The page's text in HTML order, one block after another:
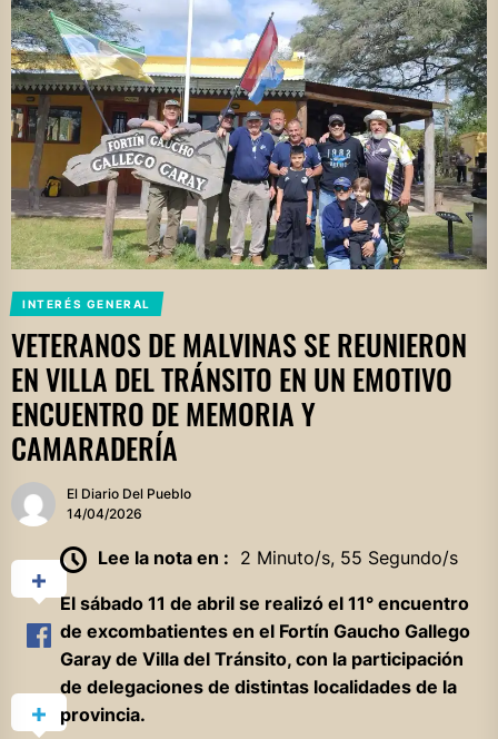
INTERÉS GENERAL
VETERANOS DE MALVINAS SE REUNIERON
EN VILLA DEL TRÁNSITO EN UN EMOTIVO
ENCUENTRO DE MEMORIA Y
CAMARADERÍA
El Diario Del Pueblo
14/04/2026
Lee la nota en : 2 Minuto/s, 55 Segundo/s
El sábado 11 de abril se realizó el 11° encuentro
de excombatientes en el Fortín Gaucho Gallego
Garay de Villa del Tránsito, con la participación
de delegaciones de distintas localidades de la
provincia.